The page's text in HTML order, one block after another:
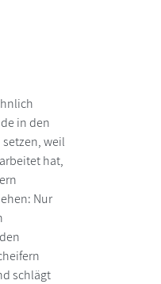
in den
weil
hat,
Nur
schlägt